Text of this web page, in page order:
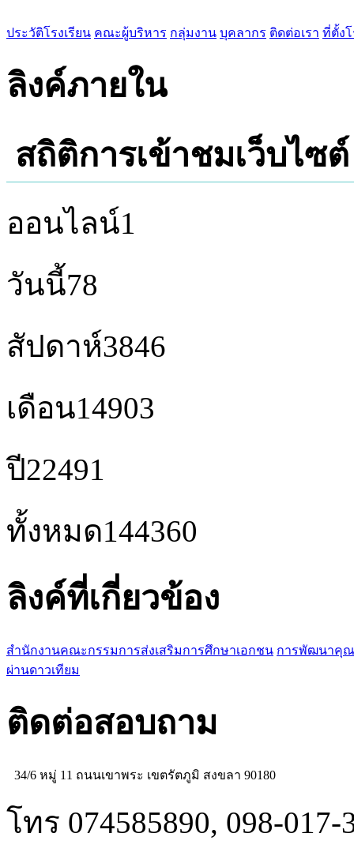
ประวัติโรงเรียน คณะผู้บริหาร กลุ่มงาน บุคลากร ติดต่อเรา ที่ตั้งโ
ลิงค์ภายใน
สถิติการเข้าชมเว็บไซต์
ออนไลน์1
วันนี้78
สัปดาห์3846
เดือน14903
ปี22491
ทั้งหมด144360
ลิงค์ที่เกี่ยวข้อง
สำนักงานคณะกรรมการส่งเสริมการศึกษาเอกชน การพัฒนาคุณ
ผ่านดาวเทียม
ติดต่อสอบถาม
34/6 หมู่ 11 ถนนเขาพระ เขตรัตภูมิ สงขลา 90180
โทร 074585890, 098-017-